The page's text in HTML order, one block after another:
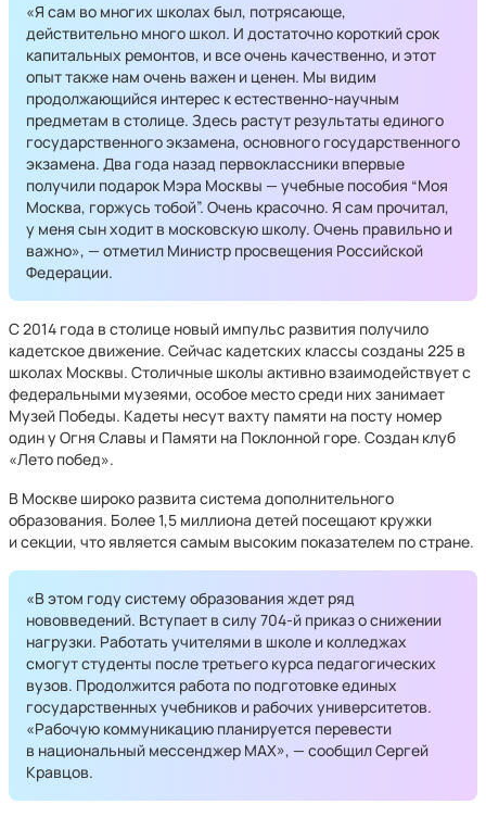
«Я сам во многих школах был, потрясающе,
действительно много школ. И достаточно короткий срок
капитальных ремонтов, и все очень качественно, и этот
опыт также нам очень важен и ценен. Мы видим
продолжающийся интерес к естественно-научным
предметам в столице. Здесь растут результаты единого
государственного экзамена, основного государственного
экзамена. Два года назад первоклассники впервые
получили подарок Мэра Москвы — учебные пособия “Моя
Москва, горжусь тобой”. Очень красочно. Я сам прочитал,
у меня сын ходит в московскую школу. Очень правильно и
важно», — отметил Министр просвещения Российской
Федерации.
С 2014 года в столице новый импульс развития получило
кадетское движение. Сейчас кадетских классы созданы 225 в
школах Москвы. Столичные школы активно взаимодействует с
федеральными музеями, особое место среди них занимает
Музей Победы. Кадеты несут вахту памяти на посту номер
один у Огня Славы и Памяти на Поклонной горе. Создан клуб
«Лето побед».
В Москве широко развита система дополнительного
образования. Более 1,5 миллиона детей посещают кружки
и секции, что является самым высоким показателем по стране.
«В этом году систему образования ждет ряд
нововведений. Вступает в силу 704-й приказ о снижении
нагрузки. Работать учителями в школе и колледжах
смогут студенты после третьего курса педагогических
вузов. Продолжится работа по подготовке единых
государственных учебников и рабочих университетов.
«Рабочую коммуникацию планируется перевести
в национальный мессенджер MAX», — сообщил Сергей
Кравцов.